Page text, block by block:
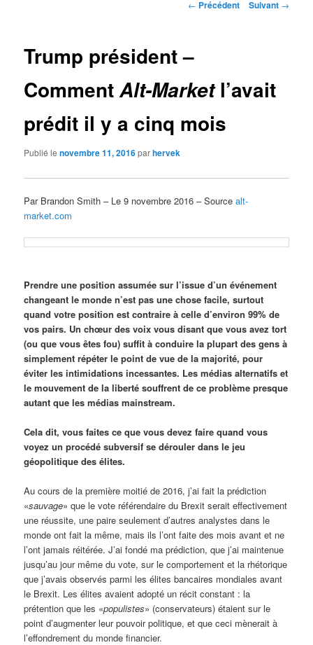
Navigation
← Précédent Suivant →
Trump président –
CommentAlt-Marketl’avait
prédit il y a cinq mois
Publié lenovembre 11, 2016parhervek
Par Brandon Smith – Le 9 novembre 2016 – Sourcealt-
market.com
Prendre une position assumée sur l’issue d’un événement
changeant le monde n’est pas une chose facile, surtout
quand votre position est contraire à celle d’environ 99% de
vos pairs. Un chœur des voix vous disant que vous avez tort
(ou que vous êtes fou) suffit à conduire la plupart des gens à
simplement répéter le point de vue de la majorité, pour
éviter les intimidations incessantes. Les médias alternatifs et
le mouvement de la liberté souffrent de ce problème presque
autant que les médias mainstream.
Cela dit, vous faites ce que vous devez faire quand vous
voyez un procédé subversif se dérouler dans le jeu
géopolitique des élites.
Au cours de la première moitié de 2016, j’ai fait la prédiction
«sauvage» que le vote référendaire du Brexit serait effectivement
une réussite, une paire seulement d’autres analystes dans le
monde ont fait la même, mais ils l’ont faite des mois avant et ne
l’ont jamais réitérée. J’ai fondé ma prédiction, que j’ai maintenue
jusqu’au jour même du vote, sur le comportement et la rhétorique
que j’avais observés parmi les élites bancaires mondiales avant
le Brexit. Les élites avaient adopté un récit constant : la
prétention que les «populistes» (conservateurs) étaient sur le
point d’augmenter leur pouvoir politique, et que ceci mènerait à
l’effondrement du monde financier.